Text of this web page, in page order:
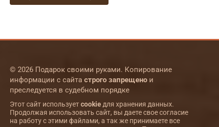
© 2026 Подарок своими руками. Копирование
информации с сайта строго запрещено и
преследуется в судебном порядке
Этот сайт используетcookie для хранения данных.
Продолжая использовать сайт, вы даете свое согласие
на работу с этими файлами, а так же принимаете все